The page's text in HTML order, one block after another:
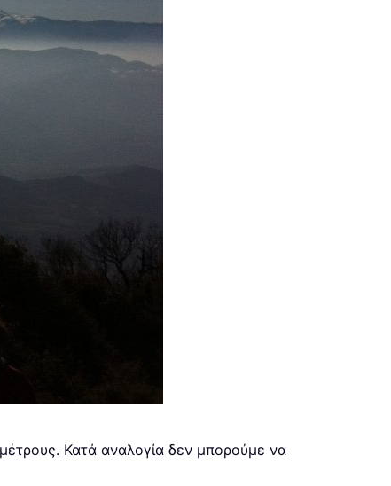
Κατά αναλογία δεν μπορούμε να